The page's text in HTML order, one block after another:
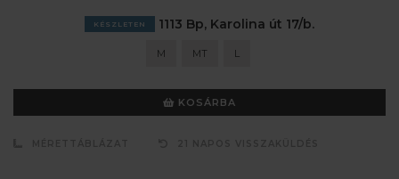
KÉSZLETEN 1113 Bp, Karolina út 17/b.
M MT L
KOSÁRBA